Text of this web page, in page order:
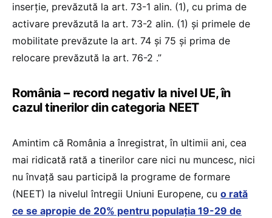
inserţie, prevăzută la art. 73-1 alin. (1), cu prima de
activare prevăzută la art. 73-2 alin. (1) și primele de
mobilitate prevăzute la art. 74 și 75 și prima de
relocare prevăzută la art. 76-2 .”
România – record negativ la nivel UE, în
cazul tinerilor din categoria NEET
Amintim că România a înregistrat, în ultimii ani, cea
mai ridicată rată a tinerilor care nici nu muncesc, nici
nu învață sau participă la programe de formare
(NEET) la nivelul întregii Uniuni Europene, cu o rată
ce se apropie de 20% pentru populația 19-29 de